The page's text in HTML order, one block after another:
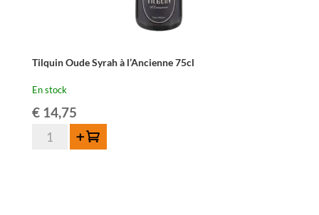
Tilquin Oude Syrah à l’Ancienne 75cl
En stock
€14,75
quantité
Ajouter au panier